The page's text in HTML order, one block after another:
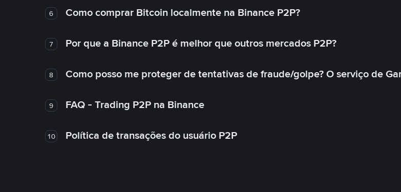
6 Como comprar Bitcoin localmente na Binance P2P?
7 Por que a Binance P2P é melhor que outros mercados P2P?
8 Como posso me proteger de tentativas de fraude/golpe? O serviço de
9 FAQ - Trading P2P na Binance
10 Política de transações do usuário P2P